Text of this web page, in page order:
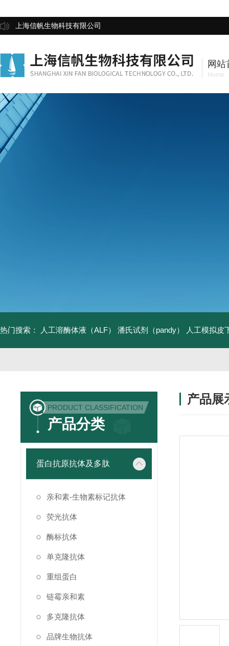
上海信帆生物科技有限公司
网站
Home
热门搜索： 人工溶酶体液（ALF） 潘氏试剂（pandy） 人工模拟皮
PRODUCT CLASSIFICATION
产品分类
蛋白抗原抗体及多肽
亲和素-生物素标记抗体
荧光抗体
酶标抗体
单克隆抗体
重组蛋白
链霉亲和素
多克隆抗体
品牌生物抗体
产品展